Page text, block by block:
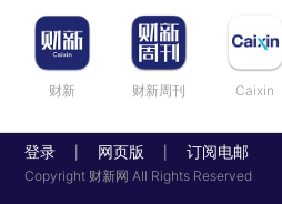
财新 财新周刊 Caixin
登录 网页版 订阅电邮
Copyright 财新网 All Rights Reserved